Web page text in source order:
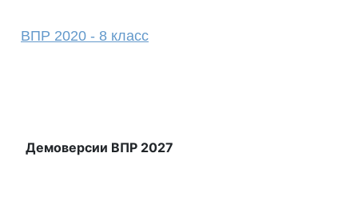
ВПР 2020 - 8 класс
Демоверсии ВПР 2027